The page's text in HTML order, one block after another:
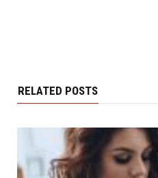
RELATED POSTS